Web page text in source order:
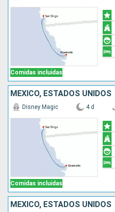
Comidas incluidas
MÉXICO, ESTADOS UNIDOS
Comidas incluidas
Disney Magic 4 d
MÉXICO, ESTADOS UNIDOS